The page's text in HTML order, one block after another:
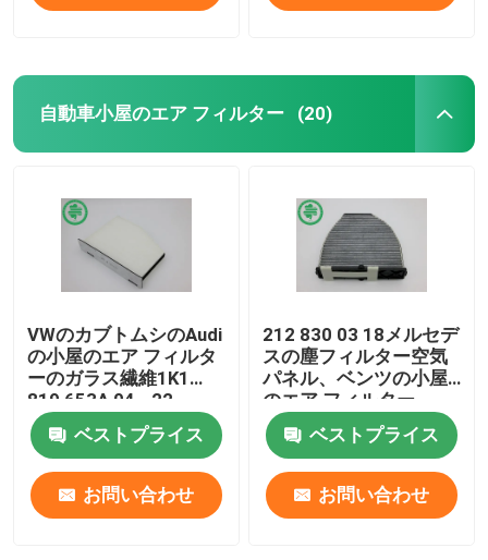
自動車小屋のエア フィルター (20)
VWのカブトムシのAudi
の小屋のエア フィルタ
ーのガラス繊維1K1
819 653A 04 - 22
ベストプライス
お問い合わせ
212 830 03 18メルセデ
スの塵フィルター空気
パネル、ベンツの小屋
のエア フィルター
ベストプライス
お問い合わせ